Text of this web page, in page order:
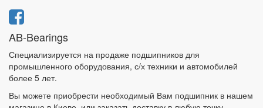
AB-Bearings
Специализируется на продаже подшипников для
промышленного оборудования, с/х техники и автомобилей
более 5 лет.
Вы можете приобрести необходимый Вам подшипник в нашем